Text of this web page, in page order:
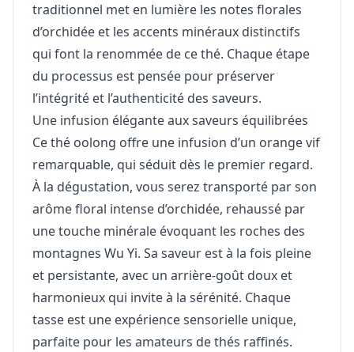
traditionnel met en lumière les notes florales
d’orchidée et les accents minéraux distinctifs
qui font la renommée de ce thé. Chaque étape
du processus est pensée pour préserver
l’intégrité et l’authenticité des saveurs.
Une infusion élégante aux saveurs équilibrées
Ce thé oolong offre une infusion d’un orange vif
remarquable, qui séduit dès le premier regard.
À la dégustation, vous serez transporté par son
arôme floral intense d’orchidée, rehaussé par
une touche minérale évoquant les roches des
montagnes Wu Yi. Sa saveur est à la fois pleine
et persistante, avec un arrière-goût doux et
harmonieux qui invite à la sérénité. Chaque
tasse est une expérience sensorielle unique,
parfaite pour les amateurs de thés raffinés.